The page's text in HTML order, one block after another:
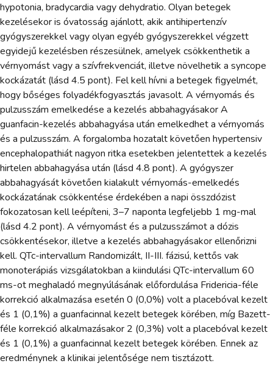
hypotonia, bradycardia vagy dehydratio. Olyan betegek
kezelésekor is óvatosság ajánlott, akik antihipertenzív
gyógyszerekkel vagy olyan egyéb gyógyszerekkel végzett
egyidejű kezelésben részesülnek, amelyek csökkenthetik a
vérnyomást vagy a szívfrekvenciát, illetve növelhetik a syncope
kockázatát (lásd 4.5 pont). Fel kell hívni a betegek figyelmét,
hogy bőséges folyadékfogyasztás javasolt. A vérnyomás és
pulzusszám emelkedése a kezelés abbahagyásakor A
guanfacin-kezelés abbahagyása után emelkedhet a vérnyomás
és a pulzusszám. A forgalomba hozatalt követően hypertensiv
encephalopathiát nagyon ritka esetekben jelentettek a kezelés
hirtelen abbahagyása után (lásd 4.8 pont). A gyógyszer
abbahagyását követően kialakult vérnyomás-emelkedés
kockázatának csökkentése érdekében a napi összdózist
fokozatosan kell leépíteni, 3–7 naponta legfeljebb 1 mg-mal
(lásd 4.2 pont). A vérnyomást és a pulzusszámot a dózis
csökkentésekor, illetve a kezelés abbahagyásakor ellenőrizni
kell. QTc-intervallum Randomizált, II-III. fázisú, kettős vak
monoterápiás vizsgálatokban a kiindulási QTc-intervallum 60
ms-ot meghaladó megnyúlásának előfordulása Fridericia-féle
korrekció alkalmazása esetén 0 (0,0%) volt a placebóval kezelt
és 1 (0,1%) a guanfacinnal kezelt betegek körében, míg Bazett-
féle korrekció alkalmazásakor 2 (0,3%) volt a placebóval kezelt
és 1 (0,1%) a guanfacinnal kezelt betegek körében. Ennek az
eredménynek a klinikai jelentősége nem tisztázott.